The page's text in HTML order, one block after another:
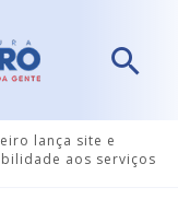
lança site e
aos serviços